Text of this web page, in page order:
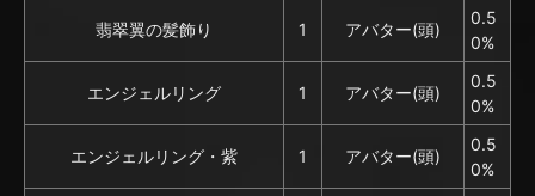
翡翠翼の髪飾り 1 アバター(頭)
0.5
0%
エンジェルリング 1 アバター(頭)
0.5
0%
エンジェルリング・紫 1 アバター(頭)
0.5
0%